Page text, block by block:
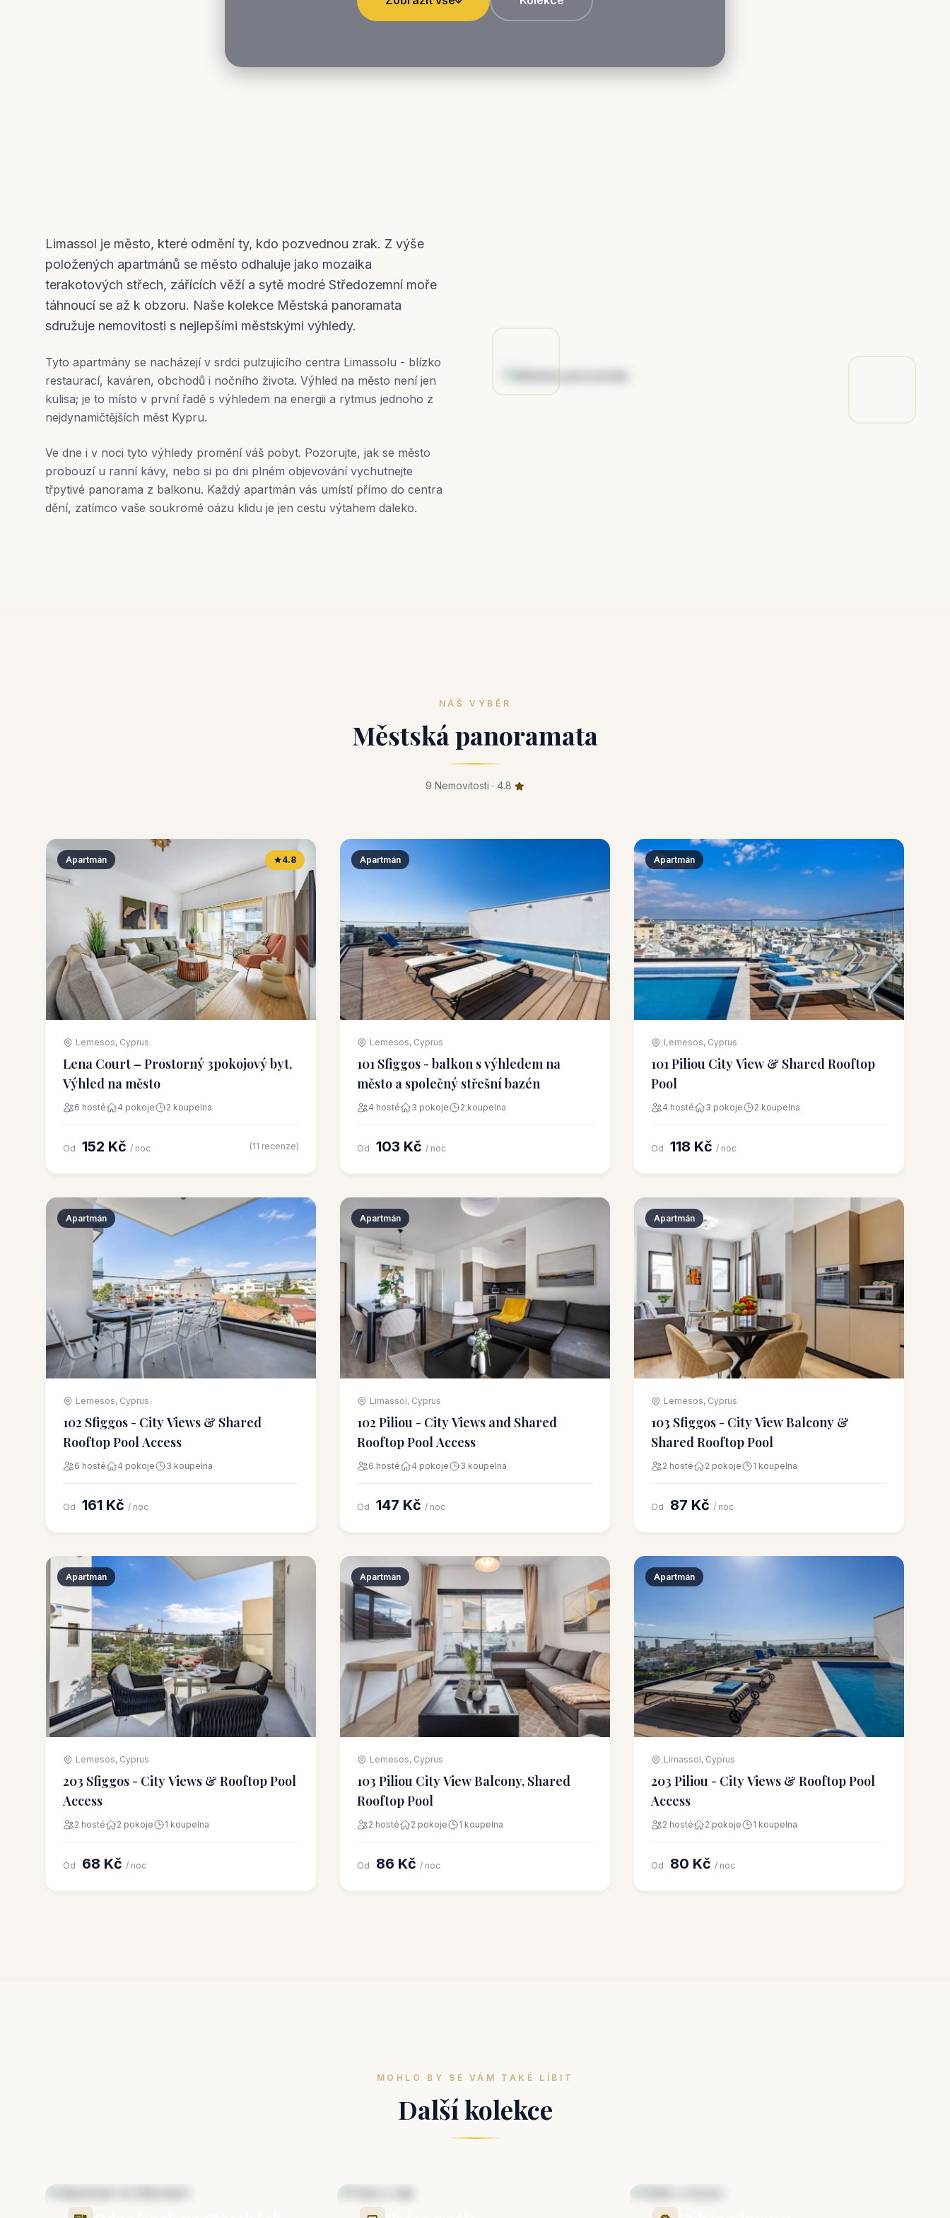
Limassol je město, které odmění ty, kdo pozvednou zrak. Z výše
položených apartmánů se město odhaluje jako mozaika
terakotových střech, zářících věží a sytě modré Středozemní moře
táhnoucí se až k obzoru. Naše kolekce Městská panoramata
sdružuje nemovitosti s nejlepšími městskými výhledy.
Tyto apartmány se nacházejí v srdci pulzujícího centra Limassolu - blízko
restaurací, kaváren, obchodů i nočního života. Výhled na město není jen
kulisa; je to místo v první řadě s výhledem na energii a rytmus jednoho z
nejdynamičtějších měst Kypru.
Ve dne i v noci tyto výhledy promění váš pobyt. Pozorujte, jak se město
probouzí u ranní kávy, nebo si po dni plném objevování vychutnejte
třpytivé panorama z balkonu. Každý apartmán vás umístí přímo do centra
dění, zatímco vaše soukromé oázu klidu je jen cestu výtahem daleko.
NÁŠ VÝBĚR
Městská panoramata
9 Nemovitosti · 4.8
Apartmán 4.8
Lemesos, Cyprus
Lena Court – Prostorný 3pokojový byt,
Výhled na město
6 hosté 4 pokoje 2 koupelna
Od 152 Kč / noc (11 recenze)
Apartmán
Lemesos, Cyprus
101 Sfiggos - balkon s výhledem na
město a společný střešní bazén
4 hosté 3 pokoje 2 koupelna
Od 103 Kč / noc
Apartmán
Lemesos, Cyprus
101 Piliou City View & Shared Rooftop
Pool
4 hosté 3 pokoje 2 koupelna
Od 118 Kč / noc
Apartmán
Lemesos, Cyprus
102 Sfiggos - City Views & Shared
Rooftop Pool Access
6 hosté 4 pokoje 3 koupelna
Od 161 Kč / noc
Apartmán
Limassol, Cyprus
102 Piliou - City Views and Shared
Rooftop Pool Access
6 hosté 4 pokoje 3 koupelna
Od 147 Kč / noc
Apartmán
Lemesos, Cyprus
103 Sfiggos - City View Balcony &
Shared Rooftop Pool
2 hosté 2 pokoje 1 koupelna
Od 87 Kč / noc
Apartmán
Lemesos, Cyprus
203 Sfiggos - City Views & Rooftop Pool
Access
2 hosté 2 pokoje 1 koupelna
Od 68 Kč / noc
Apartmán
Lemesos, Cyprus
103 Piliou City View Balcony, Shared
Rooftop Pool
2 hosté 2 pokoje 1 koupelna
Od 86 Kč / noc
Apartmán
Limassol, Cyprus
203 Piliou - City Views & Rooftop Pool
Access
2 hosté 2 pokoje 1 koupelna
Od 80 Kč / noc
MOHLO BY SE VÁM TAKÉ LÍBIT
Další kolekce